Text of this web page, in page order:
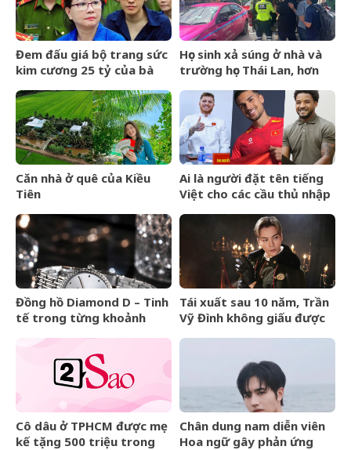
Đem đấu giá bộ trang sức
kim cương 25 tỷ của bà
hóa đơn nhưng món đắt
nhất giá 9,4 tỷ
Học sinh xả súng ở nhà và
trường học Thái Lan, hơn
Căn nhà ở quê của Kiều
Tiên
Ai là người đặt tên tiếng
Việt cho các cầu thủ nhập
Nam?
Đồng hồ Diamond D – Tinh
tế trong từng khoảnh
Tái xuất sau 10 năm, Trần
Vỹ Đình không giấu được
Cô dâu ở TPHCM được mẹ
kế tặng 500 triệu trong
Chân dung nam diễn viên
Hoa ngữ gây phản ứng